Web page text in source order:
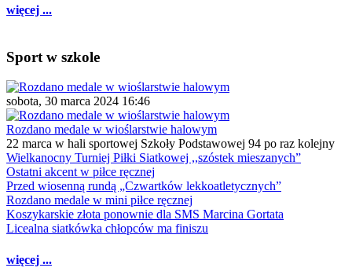
więcej ...
Sport w szkole
sobota, 30 marca 2024 16:46
Rozdano medale w wioślarstwie halowym
22 marca w hali sportowej Szkoły Podstawowej 94 po raz kolejny
Wielkanocny Turniej Piłki Siatkowej ,,szóstek mieszanych”
Ostatni akcent w piłce ręcznej
Przed wiosenną rundą „Czwartków lekkoatletycznych”
Rozdano medale w mini piłce ręcznej
Koszykarskie złota ponownie dla SMS Marcina Gortata
Licealna siatkówka chłopców ma finiszu
więcej ...